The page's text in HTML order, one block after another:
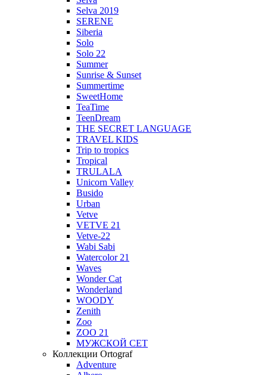
Selva 2019
SERENE
Siberia
Solo
Solo 22
Summer
Sunrise & Sunset
Summertime
SweetHome
TeaTime
TeenDream
THE SECRET LANGUAGE
TRAVEL KIDS
Trip to tropics
Tropical
TRULALA
Unicorn Valley
Busido
Urban
Vetve
VETVE 21
Vetve-22
Wabi Sabi
Watercolor 21
Waves
Wonder Cat
Wonderland
WOODY
Zenith
Zoo
ZOO 21
МУЖСКОЙ СЕТ
Коллекции Ortograf
Adventure